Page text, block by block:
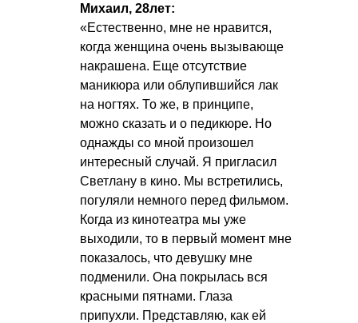
Михаил, 28лет:
«Естественно, мне не нравится,
когда женщина очень вызывающе
накрашена. Еще отсутствие
маникюра или облупившийся лак
на ногтях. То же, в принципе,
можно сказать и о педикюре. Но
однажды со мной произошел
интересный случай. Я пригласил
Светлану в кино. Мы встретились,
погуляли немного перед фильмом.
Когда из кинотеатра мы уже
выходили, то в первый момент мне
показалось, что девушку мне
подменили. Она покрылась вся
красными пятнами. Глаза
припухли. Представляю, как ей